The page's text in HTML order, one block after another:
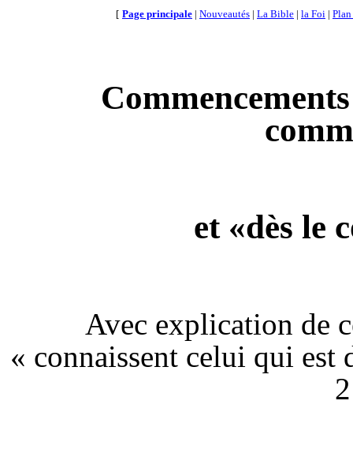
[ Page principale | Nouveautés | La Bible | la Foi | Plan
et «dès le
Avec explication de
« connaissent celui qui est